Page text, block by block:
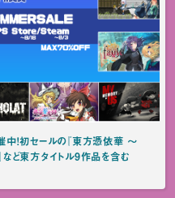
！初セールの『東方憑依華 〜
東方タイトル9作品を含む